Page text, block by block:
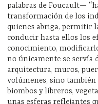
palabras de Foucault—
transformación de los
quienes abriga, permitir
conducir hasta ellos los
conocimiento,
no únicamente se servía
arquitectura, muros,
volúmenes, sino
biombos y libreros,
unas esferas reflejantes